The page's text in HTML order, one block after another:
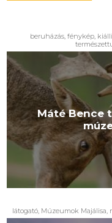
beruházás, fénykép,
Máté Bence
látogató, Múzeumok Majálisa,